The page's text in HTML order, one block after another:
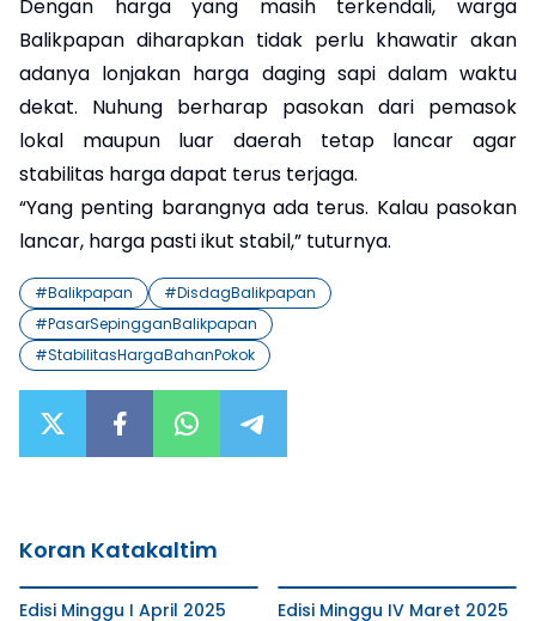
Dengan harga yang masih terkendali, warga
Balikpapan diharapkan tidak perlu khawatir akan
adanya lonjakan harga daging sapi dalam waktu
dekat. Nuhung berharap pasokan dari pemasok
lokal maupun luar daerah tetap lancar agar
stabilitas harga dapat terus terjaga.
“Yang penting barangnya ada terus. Kalau pasokan
lancar, harga pasti ikut stabil,” tuturnya.
#Balikpapan #DisdagBalikpapan
#PasarSepingganBalikpapan
#StabilitasHargaBahanPokok
Koran Katakaltim
Edisi Minggu I April 2025 Edisi Minggu IV Maret 2025